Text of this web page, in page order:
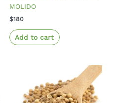
MOLIDO
$180
Add to cart